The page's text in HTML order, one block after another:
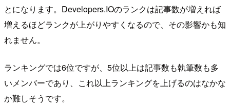
とになります。Developers.IOのランクは記事数が増えれば
増えるほどランクが上がりやすくなるので、その影響かも知
れません。
ランキングでは6位ですが、5位以上は記事数も執筆数も多
いメンバーであり、これ以上ランキングを上げるのはなかな
か難しそうです。